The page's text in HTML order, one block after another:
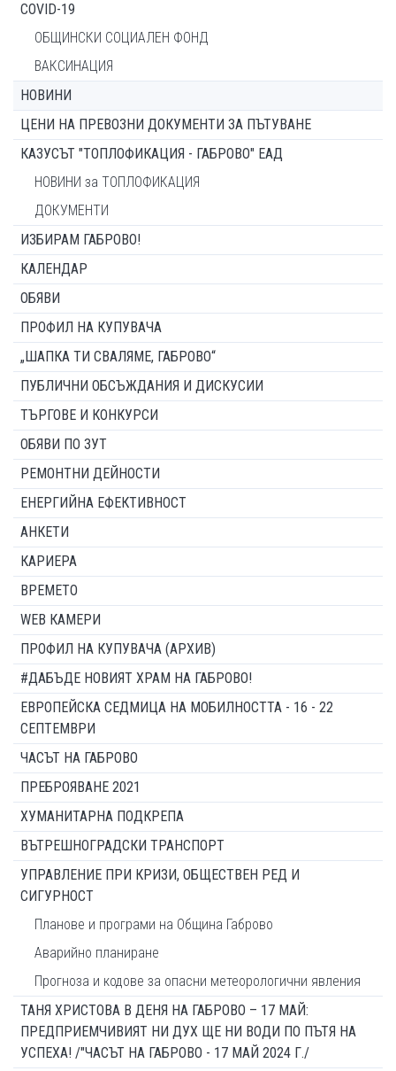
COVID-19
ОБЩИНСКИ СОЦИАЛЕН ФОНД
ВАКСИНАЦИЯ
НОВИНИ
ЦЕНИ НА ПРЕВОЗНИ ДОКУМЕНТИ ЗА ПЪТУВАНЕ
КАЗУСЪТ "ТОПЛОФИКАЦИЯ - ГАБРОВО" ЕАД
НОВИНИ за ТОПЛОФИКАЦИЯ
ДОКУМЕНТИ
ИЗБИРАМ ГАБРОВО!
КАЛЕНДАР
ОБЯВИ
ПРОФИЛ НА КУПУВАЧА
„ШАПКА ТИ СВАЛЯМЕ, ГАБРОВО“
ПУБЛИЧНИ ОБСЪЖДАНИЯ И ДИСКУСИИ
ТЪРГОВЕ И КОНКУРСИ
ОБЯВИ ПО ЗУТ
РЕМОНТНИ ДЕЙНОСТИ
ЕНЕРГИЙНА ЕФЕКТИВНОСТ
АНКЕТИ
КАРИЕРА
ВРЕМЕТО
WEB КАМЕРИ
ПРОФИЛ НА КУПУВАЧА (АРХИВ)
#ДАБЪДЕ НОВИЯТ ХРАМ НА ГАБРОВО!
ЕВРОПЕЙСКА СЕДМИЦА НА МОБИЛНОСТТА - 16 - 22
СЕПТЕМВРИ
ЧАСЪТ НА ГАБРОВО
ПРЕБРОЯВАНЕ 2021
ХУМАНИТАРНА ПОДКРЕПА
ВЪТРЕШНОГРАДСКИ ТРАНСПОРТ
УПРАВЛЕНИЕ ПРИ КРИЗИ, ОБЩЕСТВЕН РЕД И
СИГУРНОСТ
Планове и програми на Община Габрово
Аварийно планиране
Прогноза и кодове за опасни метеорологични явления
ТАНЯ ХРИСТОВА В ДЕНЯ НА ГАБРОВО – 17 МАЙ:
ПРЕДПРИЕМЧИВИЯТ НИ ДУХ ЩЕ НИ ВОДИ ПО ПЪТЯ НА
УСПЕХА! /"ЧАСЪТ НА ГАБРОВО - 17 МАЙ 2024 Г./